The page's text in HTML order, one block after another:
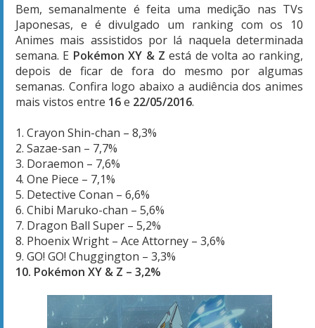
Bem, semanalmente é feita uma medição nas TVs
Japonesas, e é divulgado um ranking com os 10
Animes mais assistidos por lá naquela determinada
semana. E Pokémon XY & Zestá de volta ao ranking,
depois de ficar de fora do mesmo por algumas
semanas. Confira logo abaixo a audiência dos animes
mais vistos entre 16e 22/05/2016.
1. Crayon Shin-chan – 8,3%
2. Sazae-san – 7,7%
3. Doraemon – 7,6%
4. One Piece – 7,1%
5. Detective Conan – 6,6%
6. Chibi Maruko-chan – 5,6%
7. Dragon Ball Super – 5,2%
8. Phoenix Wright – Ace Attorney – 3,6%
9. GO! GO! Chuggington – 3,3%
10. Pokémon XY & Z – 3,2%